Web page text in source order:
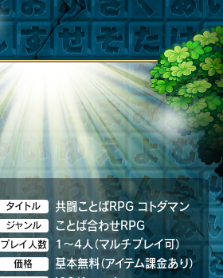
タイトル 共闘ことばRPG コトダマン
ジャンル ことば合わせRPG
プレイ人数 1～4人（マルチプレイ可）
価格 基本無料（アイテム課金あり）